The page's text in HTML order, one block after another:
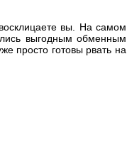
вы. На самом
выгодным обменным
просто готовы рвать на